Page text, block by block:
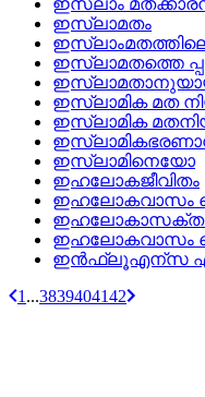
ഇസ്ലാം
ഇസ്ലാമതം
ഇസ്ലാമതത്തെ
ഇസ്ലാമിക മത
ഇസ്ലാമിക
ഇസ്ലാമിനെയോ
ഇഹലോകജീവിതം
ഇഹലോകവാസം
ഇഹലോകവാസം
ഇൻഫ്ലൂഎന്സ
1 ...3839404142